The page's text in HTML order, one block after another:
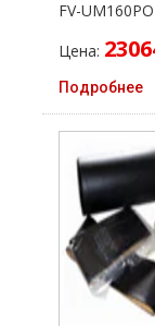
FV-
Цена:
Подробнее